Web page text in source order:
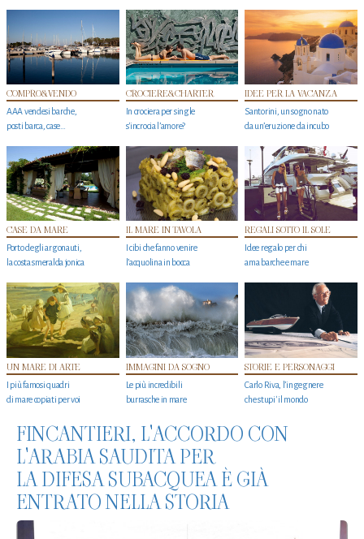
COMPRO&VENDO
AAA vendesi barche,
posti barca, case…
CROCIERE&CHARTER
In crociera per single
s'incrocia l’amore?
IDEE PER LA VACANZA
Santorini, un sogno nato
da un’eruzione da incubo
CASE DA MARE
Porto degli argonauti,
la costa smeralda jonica
IL MARE IN TAVOLA
I cibi che fanno venire
l’acquolina in bocca
REGALI SOTTO IL SOLE
Idee regalo per chi
ama barche e mare
UN MARE DI ARTE
I più famosi quadri
di mare copiati per voi
IMMAGINI DA SOGNO
Le più incredibili
burrasche in mare
STORIE E PERSONAGGI
Carlo Riva, l’ingegnere
che stupi' il mondo
FINCANTIERI, L'ACCORDO CON
L'ARABIA SAUDITA PER
LA DIFESA SUBACQUEA È GIÀ
ENTRATO NELLA STORIA